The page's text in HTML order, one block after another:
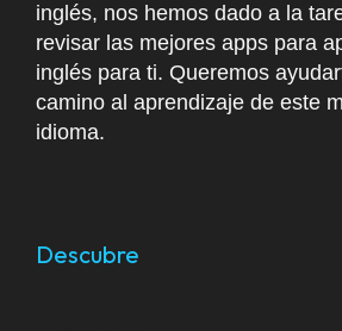
inglés, nos hemos dado a la
revisar las mejores apps para
inglés para ti. Queremos
camino al aprendizaje de este
idioma.
Descubre